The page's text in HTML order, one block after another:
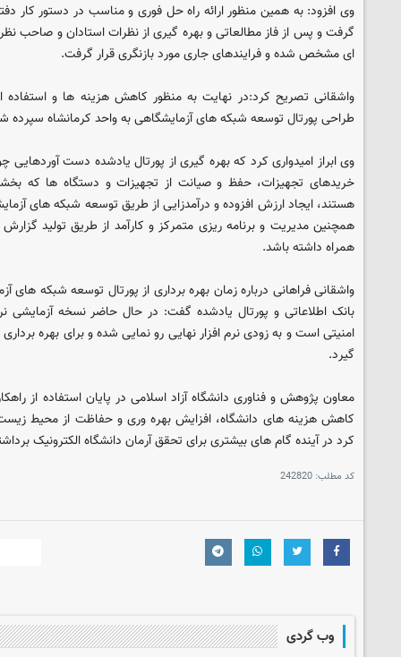
وی افزود: به همین منظور ارائه راه حل فوری و مناسب در دستور کار
گرفت و پس از فاز مطالعاتی و بهره گیری از نظرات استادان و صاحب
ای مشخص شده و فرایندهای جاری مورد بازنگری قرار گرفت.
واشقانی تصریح کرد:‌در نهایت به منظور کاهش هزینه ها و استفاده
طراحی پورتال توسعه شبکه های آزمایشگاهی به واحد کرمانشاه سپرده
وی ابراز امیدواری کرد که بهره گیری از پورتال یادشده دست
خریدهای تجهیزات، حفظ و صیانت از تجهیزات و دستگاه ها که
هستند، ایجاد ارزش افزوده و درآمدزایی از طریق توسعه شبکه های
همچنین مدیریت و برنامه ریزی متمرکز و کارآمد از طریق تولید
همراه داشته باشد.
واشقانی فراهانی درباره زمان بهره برداری از پورتال توسعه شبکه های
بانک اطلاعاتی و پورتال یادشده گفت: در حال حاضر نسخه
امنیتی است و به زودی نرم افزار نهایی رو نمایی شده و برای بهره
گیرد.
معاون پژوهش و فناوری دانشگاه آزاد اسلامی در پایان استفاده از
کاهش هزینه های دانشگاه، افزایش بهره وری و حفاظت از محیط زیست
کرد در آینده گام های بیشتری برای تحقق آرمان دانشگاه الکترونیک
کد مطلب: 242820
وب گردی